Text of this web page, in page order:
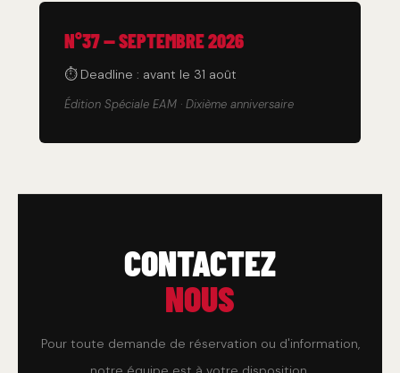
N°37 — SEPTEMBRE 2026
⏱ Deadline : avant le 31 août
Édition Spéciale EAM · Dixième anniversaire
CONTACTEZ
NOUS
Pour toute demande de réservation ou d'information,